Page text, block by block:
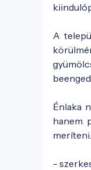
A
Énlaka
hanem
-